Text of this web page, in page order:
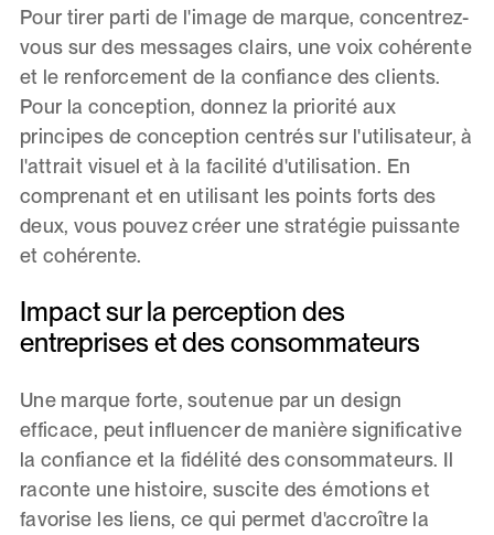
Pour tirer parti de l'image de marque, concentrez-
vous sur des messages clairs, une voix cohérente
et le renforcement de la confiance des clients.
Pour la conception, donnez la priorité aux
principes de conception centrés sur l'utilisateur, à
l'attrait visuel et à la facilité d'utilisation. En
comprenant et en utilisant les points forts des
deux, vous pouvez créer une stratégie puissante
et cohérente.
Impact sur la perception des
entreprises et des consommateurs
Une marque forte, soutenue par un design
efficace, peut influencer de manière significative
la confiance et la fidélité des consommateurs. Il
raconte une histoire, suscite des émotions et
favorise les liens, ce qui permet d'accroître la